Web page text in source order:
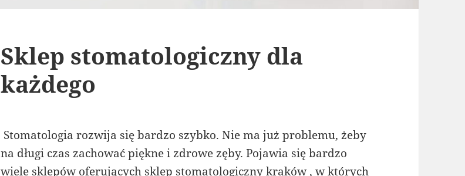
Sklep stomatologiczny dla
każdego
Stomatologia rozwija się bardzo szybko. Nie ma już problemu, żeby
na długi czas zachować piękne i zdrowe zęby. Pojawia się bardzo
wiele sklepów oferujących sklep stomatologiczny kraków , w których